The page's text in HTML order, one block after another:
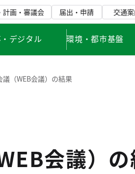
計画・審議会 届出・申請 交通
デジタル 環境・都市基盤
（WEB会議）の結果
会議）